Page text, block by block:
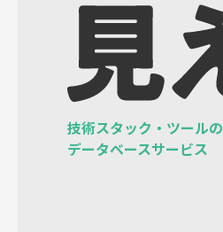
技術スタック・ツールの
データベースサービス